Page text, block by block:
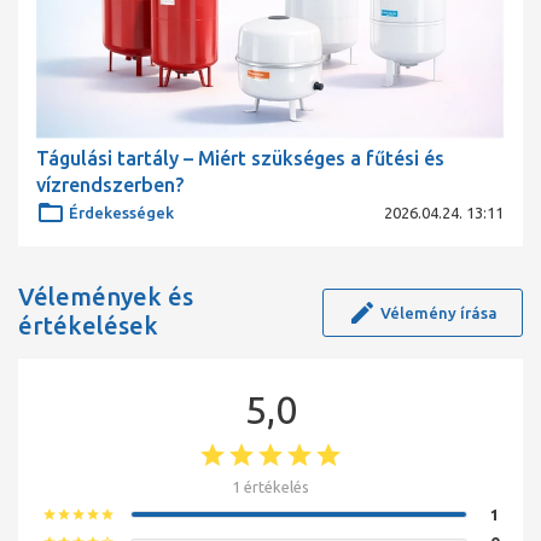
Tágulási tartály – Miért szükséges a fűtési és
vízrendszerben?
Érdekességek 2026.04.24. 13:11
Vélemények és
értékelések
Vélemény írása
5,0
1 értékelés
starstarstarstarstar 1